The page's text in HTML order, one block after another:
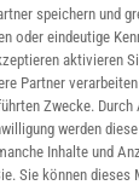
speichern und
oder eindeutige
aktivieren
Partner
Zwecke.
werden
Inhalte und
Sie können dieses